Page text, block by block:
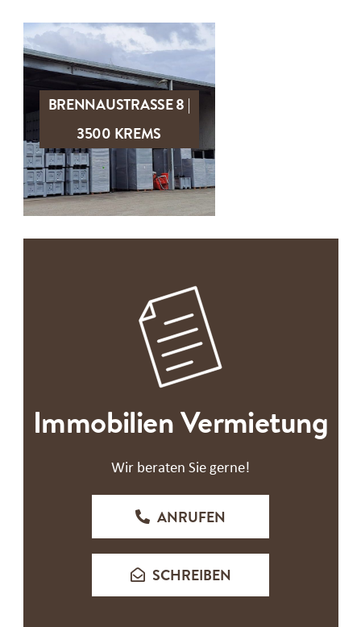
BRENNAUSTRASSE 8 | 3
500 KREMS
Immobilien Vermietung
Wir beraten Sie gerne!
ANRUFEN
SCHREIBEN